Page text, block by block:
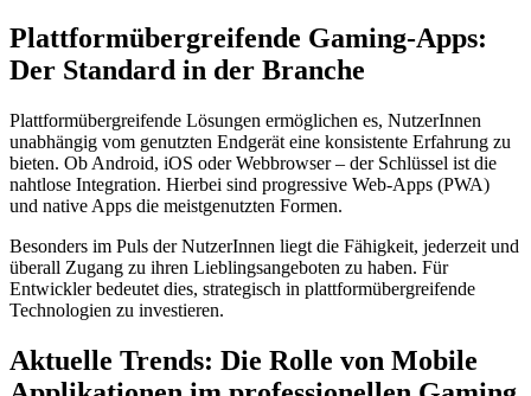
Plattformübergreifende Gaming-Apps:
Der Standard in der Branche
Plattformübergreifende Lösungen ermöglichen es, NutzerInnen
unabhängig vom genutzten Endgerät eine konsistente Erfahrung zu
bieten. Ob Android, iOS oder Webbrowser – der Schlüssel ist die
nahtlose Integration. Hierbei sind progressive Web-Apps (PWA)
und native Apps die meistgenutzten Formen.
Besonders im Puls der NutzerInnen liegt die Fähigkeit, jederzeit und
überall Zugang zu ihren Lieblingsangeboten zu haben. Für
Entwickler bedeutet dies, strategisch in plattformübergreifende
Technologien zu investieren.
Aktuelle Trends: Die Rolle von Mobile